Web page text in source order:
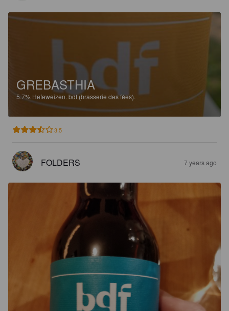
GREBASTHIA
5.7% Hefeweizen. bdf (brasserie des fées).
3.5
FOLDERS 7 years ago